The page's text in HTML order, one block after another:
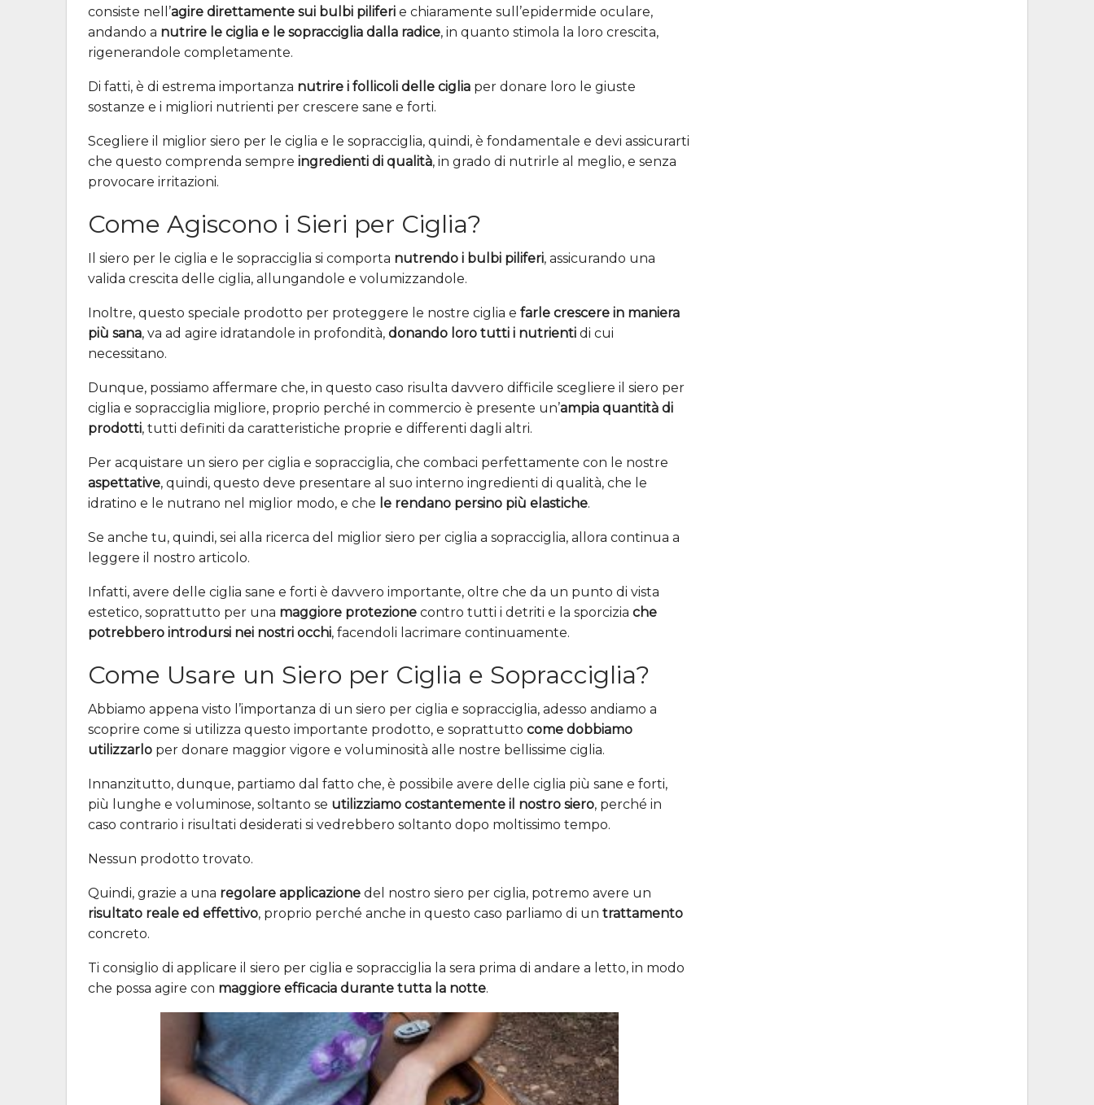
consiste nell’agire direttamente sui bulbi piliferi e chiaramente sull’epidermide oculare,
andando a nutrire le ciglia e le sopracciglia dalla radice, in quanto stimola la loro crescita,
rigenerandole completamente.
Di fatti, è di estrema importanza nutrire i follicoli delle ciglia per donare loro le giuste
sostanze e i migliori nutrienti per crescere sane e forti.
Scegliere il miglior siero per le ciglia e le sopracciglia, quindi, è fondamentale e devi assicurarti
che questo comprenda sempre ingredienti di qualità, in grado di nutrirle al meglio, e senza
provocare irritazioni.
Come Agiscono i Sieri per Ciglia?
Il siero per le ciglia e le sopracciglia si comporta nutrendo i bulbi piliferi, assicurando una
valida crescita delle ciglia, allungandole e volumizzandole.
Inoltre, questo speciale prodotto per proteggere le nostre ciglia e farle crescere in maniera
più sana, va ad agire idratandole in profondità, donando loro tutti i nutrienti di cui
necessitano.
Dunque, possiamo affermare che, in questo caso risulta davvero difficile scegliere il siero per
ciglia e sopracciglia migliore, proprio perché in commercio è presente un’ampia quantità di
prodotti, tutti definiti da caratteristiche proprie e differenti dagli altri.
Per acquistare un siero per ciglia e sopracciglia, che combaci perfettamente con le nostre
aspettative, quindi, questo deve presentare al suo interno ingredienti di qualità, che le
idratino e le nutrano nel miglior modo, e che le rendano persino più elastiche.
Se anche tu, quindi, sei alla ricerca del miglior siero per ciglia a sopracciglia, allora continua a
leggere il nostro articolo.
Infatti, avere delle ciglia sane e forti è davvero importante, oltre che da un punto di vista
estetico, soprattutto per una maggiore protezione contro tutti i detriti e la sporcizia che
potrebbero introdursi nei nostri occhi, facendoli lacrimare continuamente.
Come Usare un Siero per Ciglia e Sopracciglia?
Abbiamo appena visto l’importanza di un siero per ciglia e sopracciglia, adesso andiamo a
scoprire come si utilizza questo importante prodotto, e soprattutto come dobbiamo
utilizzarlo per donare maggior vigore e voluminosità alle nostre bellissime ciglia.
Innanzitutto, dunque, partiamo dal fatto che, è possibile avere delle ciglia più sane e forti,
più lunghe e voluminose, soltanto se utilizziamo costantemente il nostro siero, perché in
caso contrario i risultati desiderati si vedrebbero soltanto dopo moltissimo tempo.
Nessun prodotto trovato.
Quindi, grazie a una regolare applicazione del nostro siero per ciglia, potremo avere un
risultato reale ed effettivo, proprio perché anche in questo caso parliamo di un trattamento
concreto.
Ti consiglio di applicare il siero per ciglia e sopracciglia la sera prima di andare a letto, in modo
che possa agire con maggiore efficacia durante tutta la notte.